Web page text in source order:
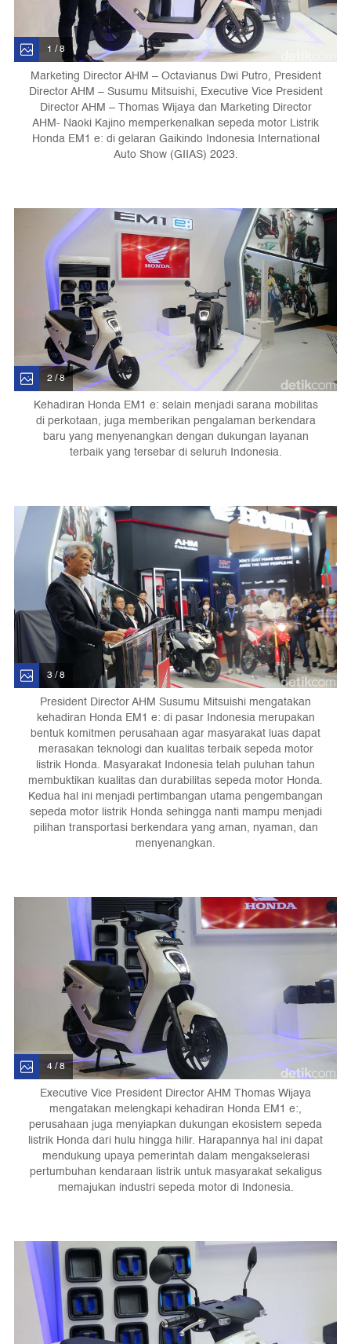
1 / 8
Marketing Director AHM – Octavianus Dwi Putro, President
Director AHM – Susumu Mitsuishi, Executive Vice President
Director AHM – Thomas Wijaya dan Marketing Director
AHM- Naoki Kajino memperkenalkan sepeda motor Listrik
Honda EM1 e: di gelaran Gaikindo Indonesia International
Auto Show (GIIAS) 2023.
2 / 8
Kehadiran Honda EM1 e: selain menjadi sarana mobilitas
di perkotaan, juga memberikan pengalaman berkendara
baru yang menyenangkan dengan dukungan layanan
terbaik yang tersebar di seluruh Indonesia.
3 / 8
President Director AHM Susumu Mitsuishi mengatakan
kehadiran Honda EM1 e: di pasar Indonesia merupakan
bentuk komitmen perusahaan agar masyarakat luas dapat
merasakan teknologi dan kualitas terbaik sepeda motor
listrik Honda. Masyarakat Indonesia telah puluhan tahun
membuktikan kualitas dan durabilitas sepeda motor Honda.
Kedua hal ini menjadi pertimbangan utama pengembangan
sepeda motor listrik Honda sehingga nanti mampu menjadi
pilihan transportasi berkendara yang aman, nyaman, dan
menyenangkan.
4 / 8
Executive Vice President Director AHM Thomas Wijaya
mengatakan melengkapi kehadiran Honda EM1 e:,
perusahaan juga menyiapkan dukungan ekosistem sepeda
listrik Honda dari hulu hingga hilir. Harapannya hal ini dapat
mendukung upaya pemerintah dalam mengakselerasi
pertumbuhan kendaraan listrik untuk masyarakat sekaligus
memajukan industri sepeda motor di Indonesia.